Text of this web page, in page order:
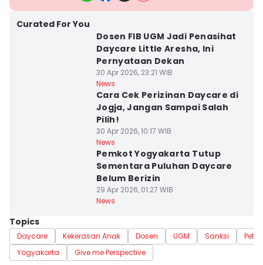
Curated For You
Dosen FIB UGM Jadi Penasihat
Daycare Little Aresha, Ini
Pernyataan Dekan
30 Apr 2026, 23:21 WIB
News
Cara Cek Perizinan Daycare di
Jogja, Jangan Sampai Salah
Pilih!
30 Apr 2026, 10:17 WIB
News
Pemkot Yogyakarta Tutup
Sementara Puluhan Daycare
Belum Berizin
29 Apr 2026, 01:27 WIB
News
Topics
Daycare Kekerasan Anak Dosen UGM Sanksi
Petisi
Yogyakarta
Give me Perspective